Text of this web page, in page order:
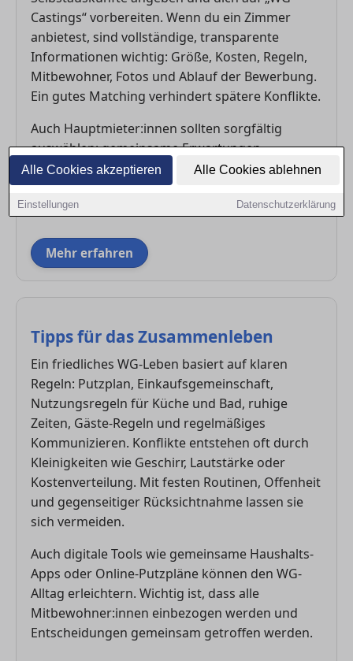
Alle Cookies akzeptieren Alle Cookies ablehnen
Einstellungen Datenschutzerklärung
Castings“ vorbereiten. Wenn du ein Zimmer
anbietest, sind vollständige, transparente
Informationen wichtig: Größe, Kosten, Regeln,
Mitbewohner, Fotos und Ablauf der Bewerbung.
Ein gutes Matching verhindert spätere Konflikte.
Auch Hauptmieter:innen sollten sorgfältig
auswählen: gemeinsame Erwartungen,
Sauberkeit, Tagesrhythmus, Beruf, Lautstärke –
alles beeinflusst das künftige WG-Klima. Gute
Vorbereitung lohnt sich also für beide Seiten.
Mehr erfahren
Tipps für das Zusammenleben
Ein friedliches WG-Leben basiert auf klaren
Regeln: Putzplan, Einkaufsgemeinschaft,
Nutzungsregeln für Küche und Bad, ruhige
Zeiten, Gäste-Regeln und regelmäßiges
Kommunizieren. Konflikte entstehen oft durch
Kleinigkeiten wie Geschirr, Lautstärke oder
Kostenverteilung. Mit festen Routinen, Offenheit
und gegenseitiger Rücksichtnahme lassen sie
sich vermeiden.
Auch digitale Tools wie gemeinsame Haushalts-
Apps oder Online-Putzpläne können den WG-
Alltag erleichtern. Wichtig ist, dass alle
Mitbewohner:innen einbezogen werden und
Entscheidungen gemeinsam getroffen werden.